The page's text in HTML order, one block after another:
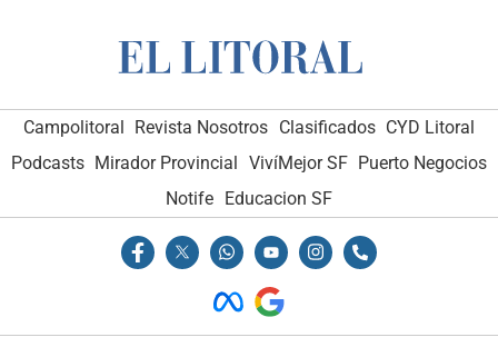
Campolitoral Revista Nosotros Clasificados CYD Litoral
Podcasts Mirador Provincial VivíMejor SF Puerto Negocios
Notife Educacion SF